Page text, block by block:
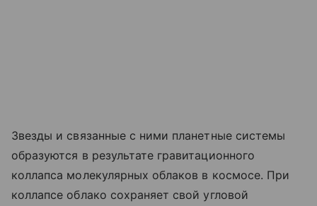
Звезды и связанные с ними планетные системы
образуются в результате гравитационного
коллапса молекулярных облаков в космосе. При
коллапсе облако сохраняет свой угловой